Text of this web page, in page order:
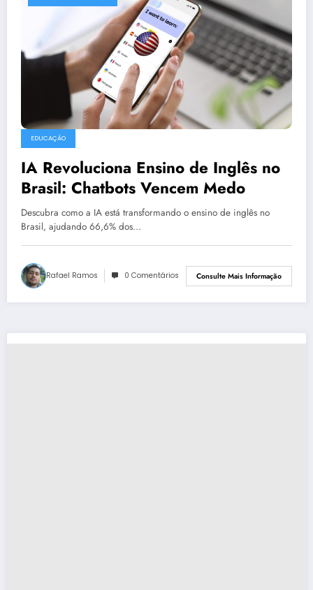
EDUCAÇÃO
IA Revoluciona Ensino de Inglês no
Brasil: Chatbots Vencem Medo
Descubra como a IA está transformando o ensino de inglês no
Brasil, ajudando 66,6% dos…
Rafael Ramos 0 Comentários Consulte Mais Informação